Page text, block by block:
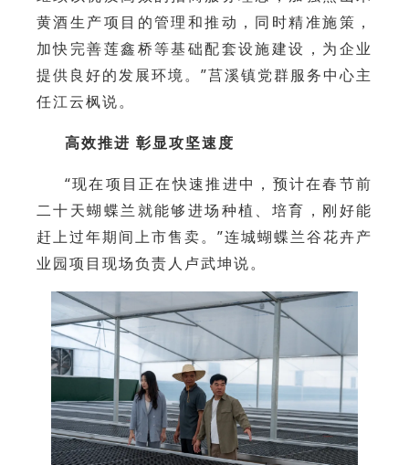
黄酒生产项目的管理和推动，同时精准施策，
加快完善莲鑫桥等基础配套设施建设，为企业
提供良好的发展环境。”莒溪镇党群服务中心主
任江云枫说。
高效推进 彰显攻坚速度
“现在项目正在快速推进中，预计在春节前
二十天蝴蝶兰就能够进场种植、培育，刚好能
赶上过年期间上市售卖。”连城蝴蝶兰谷花卉产
业园项目现场负责人卢武坤说。